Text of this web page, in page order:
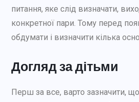
питання, яке слід визначати,
конкретної пари. Тому перед
обдумати і визначити кілька
Догляд за дітьми
Перш за все, варто зазначити,